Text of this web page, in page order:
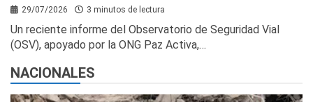
29/07/2026 3 minutos de lectura
Un reciente informe del Observatorio de Seguridad Vial
(OSV), apoyado por la ONG Paz Activa,…
NACIONALES